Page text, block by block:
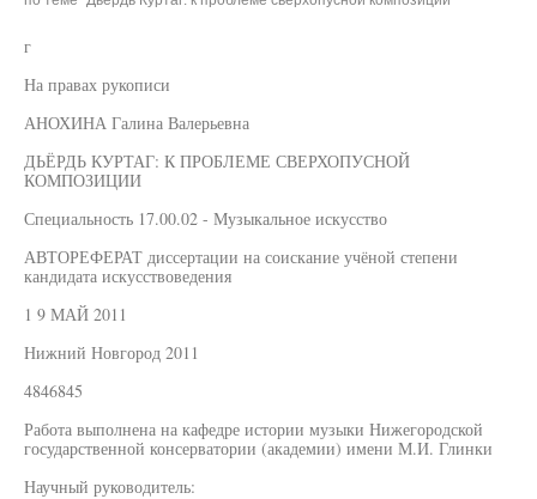
г
На правах рукописи
АНОХИНА Галина Валерьевна
ДЬЁРДЬ КУРТАГ: К ПРОБЛЕМЕ СВЕРХОПУСНОЙ
КОМПОЗИЦИИ
Специальность 17.00.02 - Музыкальное искусство
АВТОРЕФЕРАТ диссертации на соискание учёной степени
кандидата искусствоведения
1 9 МАЙ 2011
Нижний Новгород 2011
4846845
Работа выполнена на кафедре истории музыки Нижегородской
государственной консерватории (академии) имени М.И. Глинки
Научный руководитель: